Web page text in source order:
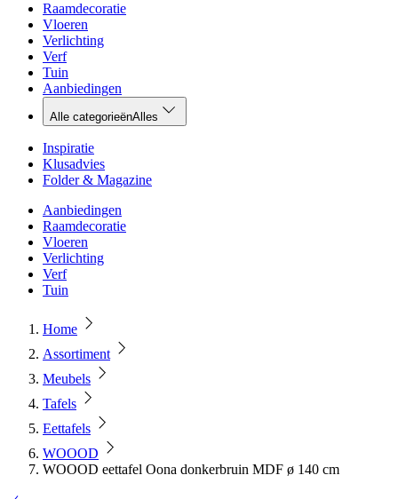
Raamdecoratie
Vloeren
Verlichting
Verf
Tuin
Aanbiedingen
Alle categorieënAlles
Inspiratie
Klusadvies
Folder & Magazine
Aanbiedingen
Raamdecoratie
Vloeren
Verlichting
Verf
Tuin
Home
Assortiment
Meubels
Tafels
Eettafels
WOOOD
WOOOD eettafel Oona donkerbruin MDF ø 140 cm